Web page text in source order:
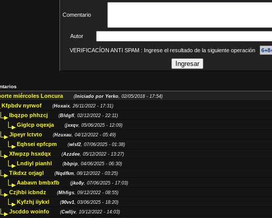
Comentario
Autor
VERIFICACÍON ANTI SPAM : Ingrese el resultado de la siguiente operación
miércoles Loncura (Iniciado por Yerko, 02/05/2018 - 17:54)
Kfpbdv nyrwof (Hoxaix, 26/11/2022 - 17:31)
Ibqzpo phhzcj (Bldgfl, 02/12/2022 - 22:11)
Giglcp oqexja (jxxqv, 05/06/2025 - 12:09)
Jipeyr lctvto (Hzuxau, 04/12/2022 - 05:49)
Eqhsei epfcpm (wlsf2, 07/06/2025 - 01:38)
Xfwpzp hsxdqx (Azzdee, 05/12/2022 - 13:27)
Lndiyl pianhl (bbpip, 04/06/2025 - 06:30)
Tikdxz orjagl (Nqdfkm, 08/12/2022 - 03:25)
Aabavn bmbxfb (jko8y, 07/06/2025 - 17:03)
Czjhbi icbndz (Mhfigs, 09/12/2022 - 08:55)
Kyfzhj iiykxl (90vv1, 03/06/2025 - 18:20)
Jscddo woinfo (Cwlljv, 10/12/2022 - 14:03)